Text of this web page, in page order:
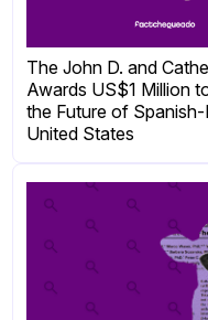
The John D. and
Awards US$1 Million
the Future of
United States